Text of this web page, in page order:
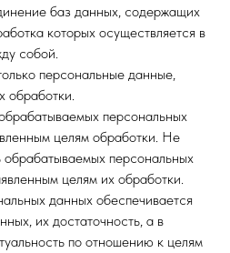
баз данных, содержащих
которых осуществляется в
собой.
персональные данные,
обработки.
персональных
целям обработки. Не
обрабатываемых персональных
целям их обработки.
данных обеспечивается
их достаточность, а в
по отношению к целям